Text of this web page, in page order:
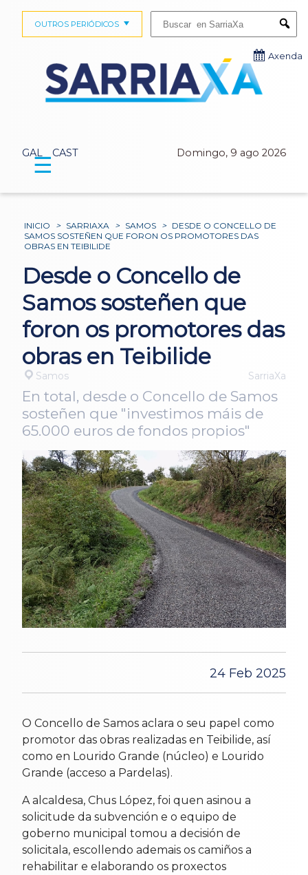
GAL CAST Domingo, 9 ago 2026
OUTROS PERIÓDICOS
Axenda
☰
INICIO > SARRIAXA > SAMOS > DESDE O CONCELLO DE
SAMOS SOSTEÑEN QUE FORON OS PROMOTORES DAS
OBRAS EN TEIBILIDE
Desde o Concello de
Samos sosteñen que
foron os promotores das
obras en Teibilide
Samos SarriaXa
En total, desde o Concello de Samos
sosteñen que "investimos máis de
65.000 euros de fondos propios"
24 Feb 2025
O Concello de Samos aclara o seu papel como
promotor das obras realizadas en Teibilide, así
como en Lourido Grande (núcleo) e Lourido
Grande (acceso a Pardelas).
A alcaldesa, Chus López, foi quen asinou a
solicitude da subvención e o equipo de
goberno municipal tomou a decisión de
solicitala, escollendo ademais os camiños a
rehabilitar e elaborando os proxectos